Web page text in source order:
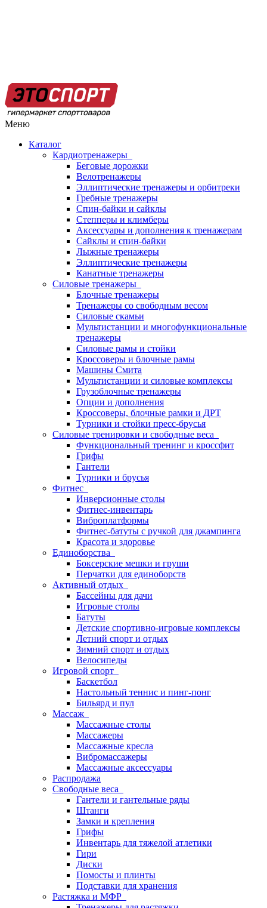
Меню
Каталог
Кардиотренажеры
Беговые дорожки
Велотренажеры
Эллиптические тренажеры и орбитреки
Гребные тренажеры
Спин-байки и сайклы
Степперы и климберы
Аксессуары и дополнения к тренажерам
Сайклы и спин-байки
Лыжные тренажеры
Эллиптические тренажеры
Канатные тренажеры
Силовые тренажеры
Блочные тренажеры
Тренажеры со свободным весом
Силовые скамьи
Мультистанции и многофункциональные
тренажеры
Силовые рамы и стойки
Кроссоверы и блочные рамы
Машины Смита
Мультистанции и силовые комплексы
Грузоблочные тренажеры
Опции и дополнения
Кроссоверы, блочные рамки и ДРТ
Турники и стойки пресс-брусья
Силовые тренировки и свободные веса
Функциональный тренинг и кроссфит
Грифы
Гантели
Турники и брусья
Фитнес
Инверсионные столы
Фитнес-инвентарь
Виброплатформы
Фитнес-батуты с ручкой для джампинга
Красота и здоровье
Единоборства
Боксерские мешки и груши
Перчатки для единоборств
Активный отдых
Бассейны для дачи
Игровые столы
Батуты
Детские спортивно-игровые комплексы
Летний спорт и отдых
Зимний спорт и отдых
Велосипеды
Игровой спорт
Баскетбол
Настольный теннис и пинг-понг
Бильярд и пул
Массаж
Массажные столы
Массажеры
Массажные кресла
Вибромассажеры
Массажные аксессуары
Распродажа
Свободные веса
Гантели и гантельные ряды
Штанги
Замки и крепления
Грифы
Инвентарь для тяжелой атлетики
Гири
Диски
Помосты и плинты
Подставки для хранения
Растяжка и МФР